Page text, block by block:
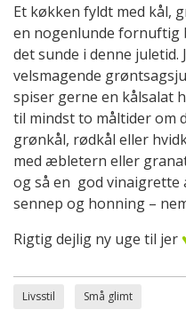
Et køkken fyldt med kål,
en nogenlunde fornuftig
det sunde i denne juletid.
velsmagende
spiser gerne en kålsalat
til mindst to måltider om
grønkål, rødkål eller
med æbletern eller
og så en god vinaigrette
sennep og honning –
Rigtig dejlig ny uge til jer
Livsstil Små glimt